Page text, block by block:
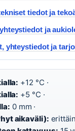
tiedot ja
ja
yhteystiedot ja
+12 °C ·
+5 °C ·
0 mm ·
aikaväli):